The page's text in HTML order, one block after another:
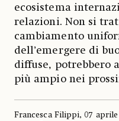
ecosistema
relazioni. Non si
cambiamento
dell’emergere di
diffuse, potrebbero
più ampio nei
Francesca Filippi, 07 aprile